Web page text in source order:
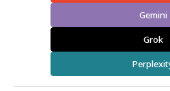
Gemini
Grok